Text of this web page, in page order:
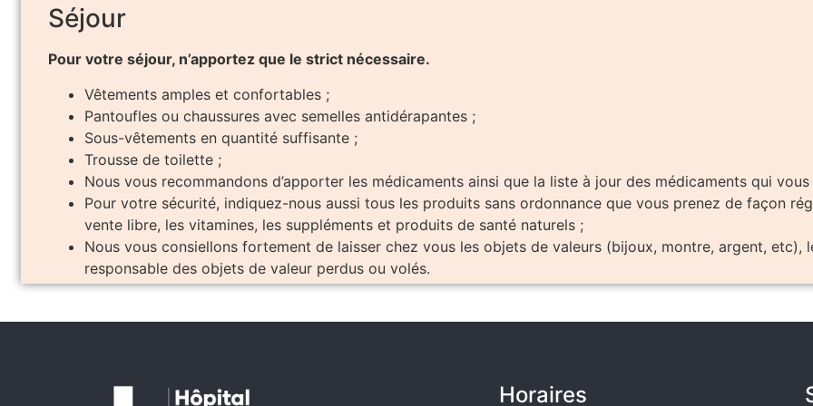
Séjour
Pour votre séjour, n’apportez que le strict nécessaire.
Vêtements amples et confortables ;
Pantoufles ou chaussures avec semelles antidérapantes ;
Sous-vêtements en quantité suffisante ;
Trousse de toilette ;
Nous vous recommandons d’apporter les médicaments ainsi que la liste à jour des médicaments qui
Pour votre sécurité, indiquez-nous aussi tous les produits sans ordonnance que vous prenez de façon
vente libre, les vitamines, les suppléments et produits de santé naturels ;
Nous vous consiellons fortement de laisser chez vous les objets de valeurs (bijoux, montre, argent, etc),
responsable des objets de valeur perdus ou volés.
Horaires